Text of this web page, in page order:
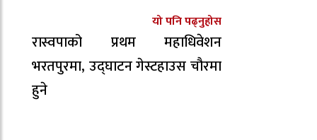
यो पनि पढ्नुहोस
रास्वपाको प्रथम महाधिवेशन
भरतपुरमा, उद्घाटन गेस्टहाउस चौरमा
हुने